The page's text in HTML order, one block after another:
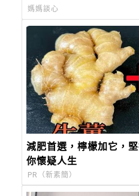
媽媽談心
減肥首選，檸檬加它，
你懷疑人生
PR（新素簡）